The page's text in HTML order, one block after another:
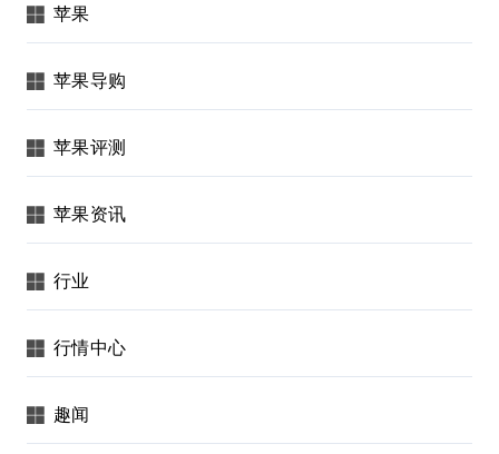
苹果
苹果导购
苹果评测
苹果资讯
行业
行情中心
趣闻